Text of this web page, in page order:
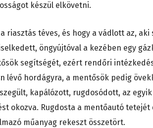
készül elkövetni.
riasztás téves, és hogy a vádlott az,
öngyújtóval a kezében egy
segítségét, ezért rendőri
lévő hordágyra, a mentősök pedig
kapálózott, rugdosódott, az
okozva. Rugdosta a mentőautó
műanyag rekeszt összetört.